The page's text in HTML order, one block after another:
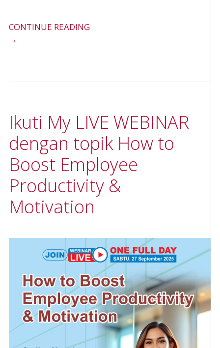
CONTINUE READING
→
Ikuti My LIVE WEBINAR
dengan topik How to
Boost Employee
Productivity &
Motivation